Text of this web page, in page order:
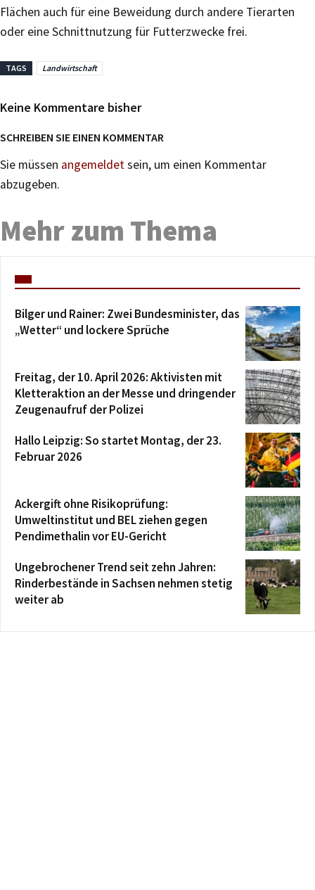
Flächen auch für eine Beweidung durch andere Tierarten
oder eine Schnittnutzung für Futterzwecke frei.
TAGS Landwirtschaft
Keine Kommentare bisher
SCHREIBEN SIE EINEN KOMMENTAR
Sie müssen angemeldetsein, um einen Kommentar
abzugeben.
Mehr zum Thema
Bilger und Rainer: Zwei Bundesminister, das
„Wetter“ und lockere Sprüche
Freitag, der 10. April 2026: Aktivisten mit
Kletteraktion an der Messe und dringender
Zeugenaufruf der Polizei
Hallo Leipzig: So startet Montag, der 23.
Februar 2026
Ackergift ohne Risikoprüfung:
Umweltinstitut und BEL ziehen gegen
Pendimethalin vor EU-Gericht
Ungebrochener Trend seit zehn Jahren:
Rinderbestände in Sachsen nehmen stetig
weiter ab